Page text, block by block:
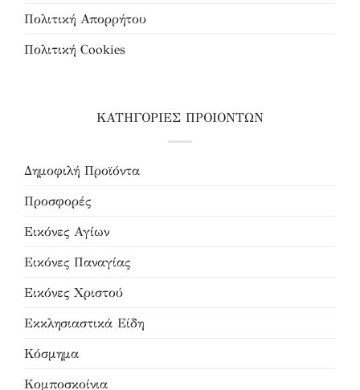
Πολιτική Απορρήτου
Πολιτική Cookies
ΚΑΤΗΓΟΡΙΕΣ ΠΡΟΙΟΝΤΩΝ
Δημοφιλή Προϊόντα
Προσφορές
Εικόνες Αγίων
Εικόνες Παναγίας
Εικόνες Χριστού
Εκκλησιαστικά Είδη
Κόσμημα
Κομποσκοίνια